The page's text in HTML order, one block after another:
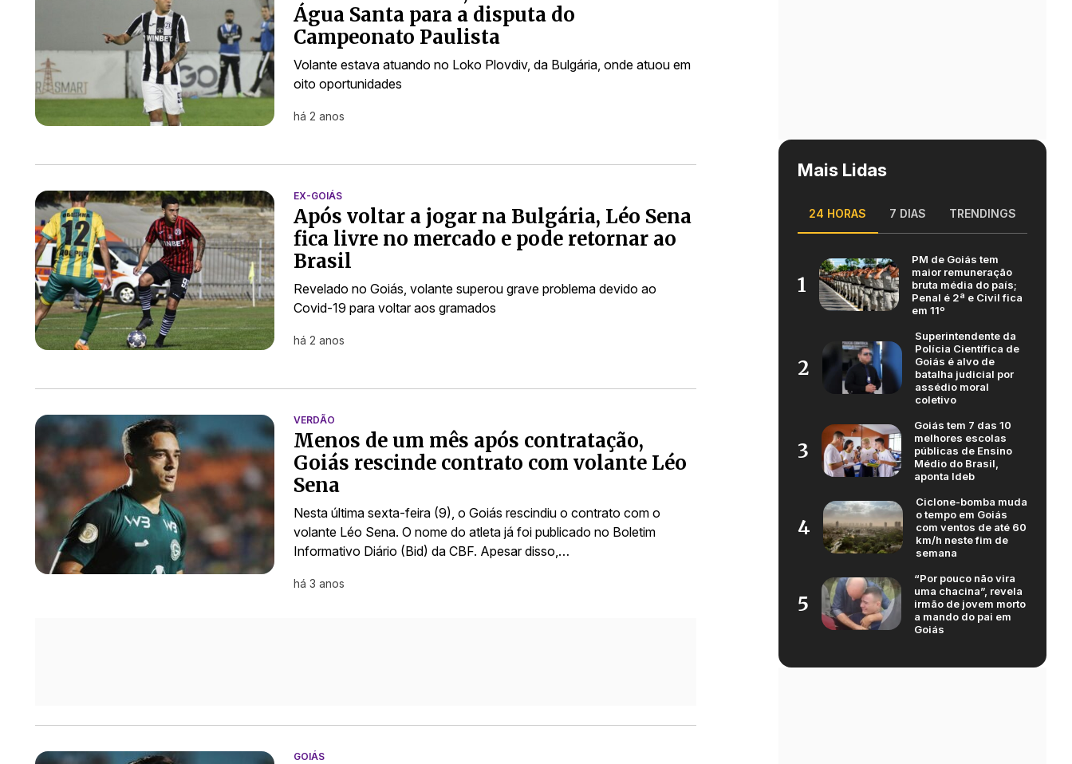
Água Santa para a disputa do
Campeonato Paulista
Volante estava atuando no Loko Plovdiv, da Bulgária, onde atuou em
oito oportunidades
há 2 anos
EX-GOIÁS
Após voltar a jogar na Bulgária, Léo Sena
fica livre no mercado e pode retornar ao
Brasil
Revelado no Goiás, volante superou grave problema devido ao
Covid-19 para voltar aos gramados
há 2 anos
VERDÃO
Menos de um mês após contratação,
Goiás rescinde contrato com volante Léo
Sena
Nesta última sexta-feira (9), o Goiás rescindiu o contrato com o
volante Léo Sena. O nome do atleta já foi publicado no Boletim
Informativo Diário (Bid) da CBF. Apesar disso,…
há 3 anos
GOIÁS
Mais Lidas
24 HORAS 7 DIAS TRENDINGS
1
PM de Goiás tem
maior remuneração
bruta média do país;
Penal é 2ª e Civil fica
em 11º
2
Superintendente da
Polícia Científica de
Goiás é alvo de
batalha judicial por
assédio moral
coletivo
3
Goiás tem 7 das 10
melhores escolas
públicas de Ensino
Médio do Brasil,
aponta Ideb
4
Ciclone-bomba muda
o tempo em Goiás
com ventos de até 60
km/h neste fim de
semana
5
“Por pouco não vira
uma chacina”, revela
irmão de jovem morto
a mando do pai em
Goiás